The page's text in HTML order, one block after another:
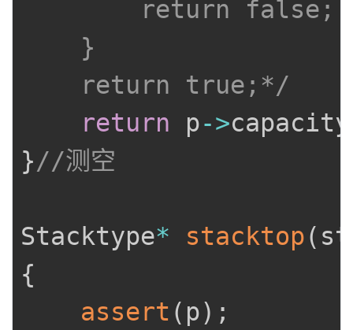
	return true;*/
return p->
}//测空
Stacktype* stacktop(
{
assert ( p) ;